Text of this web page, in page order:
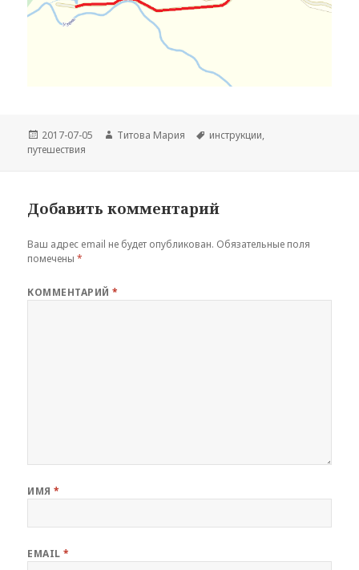
Опубликовано
2017-07-05 Автор
Титова Мария Метки
инструкции,
путешествия
Добавить комментарий
Ваш адрес email не будет опубликован. Обязательные поля
помечены*
КОММЕНТАРИЙ*
ИМЯ*
EMAIL*